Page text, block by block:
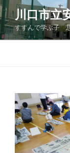
コ
ン
テ
ン
川口市立
すすんで学ぶ子